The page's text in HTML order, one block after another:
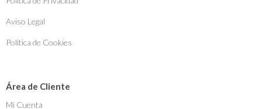
Aviso Legal
Política de Cookies
Área de Cliente
Mi Cuenta